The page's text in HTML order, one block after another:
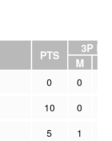
PTS
3P FG
M
0 0
10 0
5 1